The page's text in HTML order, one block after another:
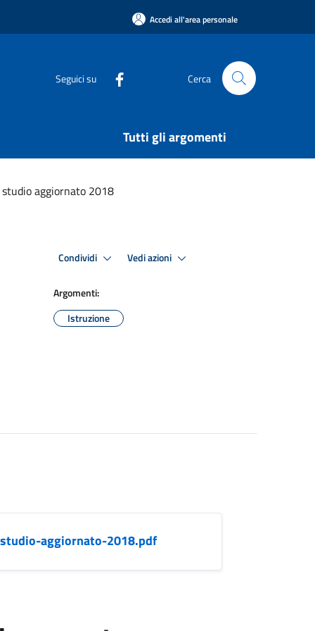
Accedi all'area personale
Seguici su Cerca
Tutti gli argomenti
aggiornato 2018
Condividi Vedi azioni
Argomenti:
Istruzione
aggiornato-2018.pdf